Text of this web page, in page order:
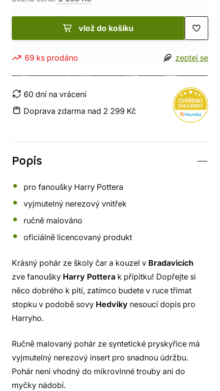
vlož do košíku
69 ks prodáno zeptej se
60 dní na vrácení
Doprava zdarma nad 2 299 Kč
Popis
pro fanoušky Harry Pottera
vyjmutelný nerezový vnitřek
ručně malováno
oficiálně licencovaný produkt
Krásný pohár ze školy čar a kouzel v Bradavicích
zve fanoušky Harry Pottera k přípitku! Dopřejte si
něco dobrého k pití, zatímco budete v ruce třímat
stopku v podobě sovy Hedviky nesoucí dopis pro
Harryho.
Ručně malovaný pohár ze syntetické pryskyřice má
vyjmutelný nerezový insert pro snadnou údržbu.
Pohár není vhodný do mikrovlnné trouby ani do
myčky nádobí.